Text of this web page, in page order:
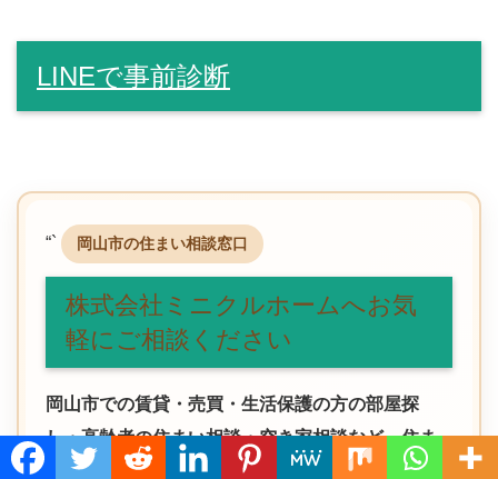
LINEで事前診断
“` 岡山市の住まい相談窓口
株式会社ミニクルホームへお気
軽にご相談ください
岡山市での賃貸・売買・生活保護の方の部屋探
し・高齢者の住まい相談・空き家相談など、住ま
いに関するお悩みはお気軽にご相談ください。
Translate »